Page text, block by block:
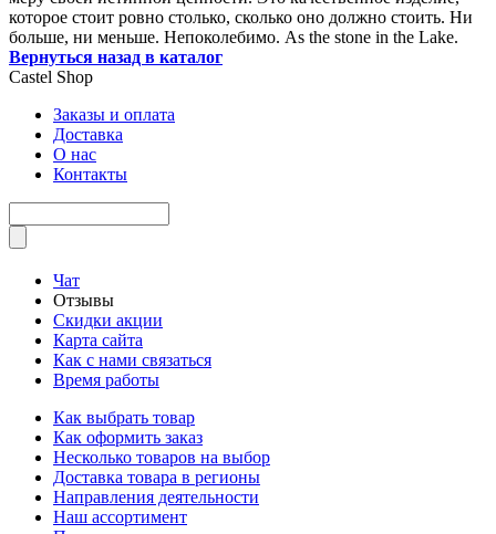
которое стоит ровно столько, сколько оно должно стоить. Ни
больше, ни меньше. Непоколебимо. As the stone in the Lake.
Вернуться назад в каталог
Castel Shop
Заказы и оплата
Доставка
О нас
Контакты
Чат
Отзывы
Скидки акции
Карта сайта
Как с нами связаться
Время работы
Как выбрать товар
Как оформить заказ
Несколько товаров на выбор
Доставка товара в регионы
Направления деятельности
Наш ассортимент